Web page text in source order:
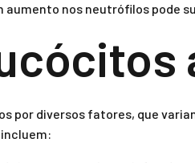
nos neutrófilos pode
por diversos fatores, que